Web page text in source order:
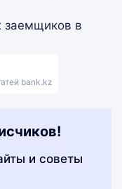
заемщиков в
bank.kz
и советы